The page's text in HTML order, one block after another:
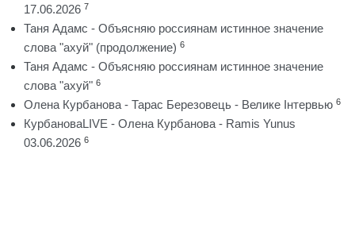
17.06.2026 7
Таня Адамс - Объясняю россиянам истинное значение
слова "ахуй" (продолжение) 6
Таня Адамс - Объясняю россиянам истинное значение
слова "ахуй" 6
Олена Курбанова - Тарас Березовець - Велике Інтервью 6
КурбановаLIVE - Олена Курбанова - Ramis Yunus
03.06.2026 6